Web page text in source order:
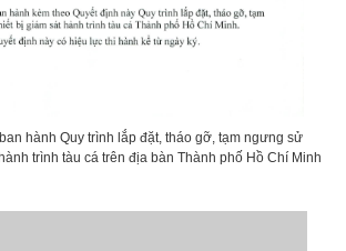
hành Quy trình lắp đặt, tháo gỡ, tạm ngưng sử
trình tàu cá trên địa bàn Thành phố Hồ Chí Minh